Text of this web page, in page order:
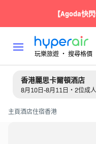
【Agoda快
玩樂旅遊 ‧ 搜尋格價
香港麗思卡爾頓酒店
8月10日-8月11日・2位成人
主頁酒店住宿香港